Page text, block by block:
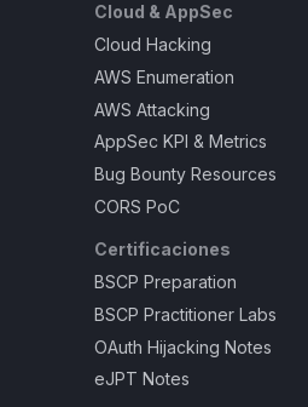
Cloud & AppSec
Cloud Hacking
AWS Enumeration
AWS Attacking
AppSec KPI & Metrics
Bug Bounty Resources
CORS PoC
Certificaciones
BSCP Preparation
BSCP Practitioner Labs
OAuth Hijacking Notes
eJPT Notes